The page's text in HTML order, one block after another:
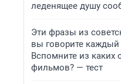
леденящее душу
Эти фразы из
вы говорите каждый
Вспомните из каких
фильмов? — тест